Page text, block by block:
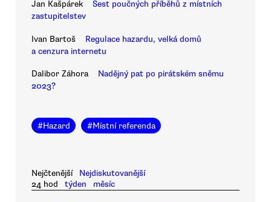
Jan Kašpárek
Šest poučných příběhů z místních
zastupitelstev
Ivan Bartoš
Regulace hazardu, velká domů
a cenzura internetu
Dalibor Záhora
Nadějný pat po pirátském sněmu
2023?
#Hazard #Místní referenda
Nejčtenější
Nejdiskutovanější
24 hod
týden měsíc